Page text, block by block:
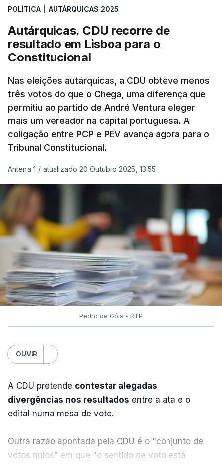
POLÍTICA AUTÁRQUICAS 2025
Autárquicas. CDU recorre de
resultado em Lisboa para o
Constitucional
Nas eleições autárquicas, a CDU obteve menos
três votos do que o Chega, uma diferença que
permitiu ao partido de André Ventura eleger
mais um vereador na capital portuguesa. A
coligação entre PCP e PEV avança agora para o
Tribunal Constitucional.
Antena 1 / atualizado 20 Outubro 2025, 13:55
Pedro de Góis - RTP
OUVIR
A CDU pretende contestar alegadas
divergências nos resultados entre a ata e o
edital numa mesa de voto.
Outra razão apontada pela CDU é o "conjunto de
votos nulos" em que "o sentido de voto está